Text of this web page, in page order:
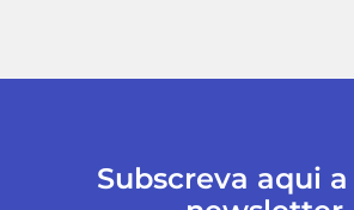
Subscreva aqui a